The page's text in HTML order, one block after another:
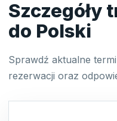
Szczegóły
do Polski
Sprawdź aktualne
rezerwacji oraz